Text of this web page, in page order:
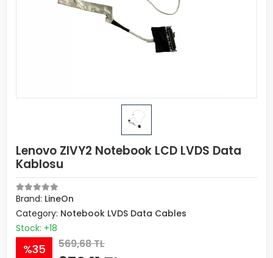
Lenovo ZIVY2 Notebook LCD LVDS Data
Kablosu
Brand: LineOn
Category: Notebook LVDS Data Cables
Stock: +18
%35 569,68 TL